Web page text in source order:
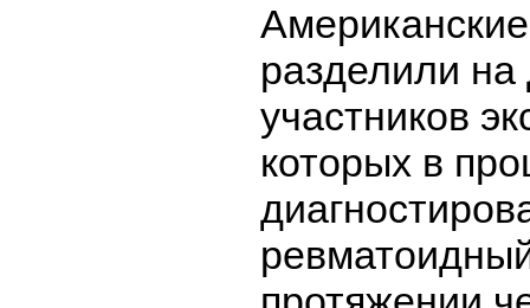
разделили на
участников
которых в